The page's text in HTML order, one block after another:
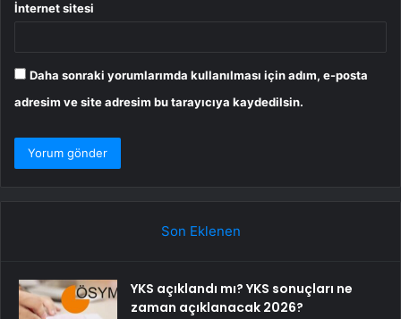
İnternet sitesi
Daha sonraki yorumlarımda kullanılması için adım, e-posta
adresim ve site adresim bu tarayıcıya kaydedilsin.
Son Eklenen
YKS açıklandı mı? YKS sonuçları ne
zaman açıklanacak 2026?